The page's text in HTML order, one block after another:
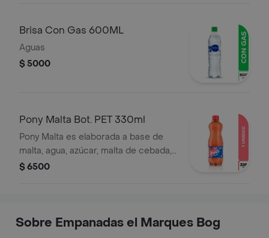
Brisa Con Gas 600ML
Aguas
$ 5000
Pony Malta Bot. PET 330ml
Pony Malta es elaborada a base de
malta, agua, azúcar, malta de cebada,
vitaminas, entre otros ingredientes.
$ 6500
Sobre Empanadas el Marques Bog